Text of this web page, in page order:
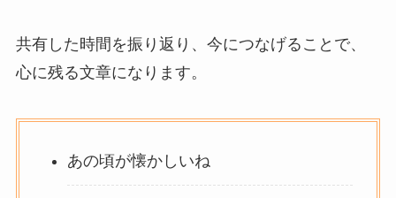
共有した時間を振り返り、今につなげることで、
心に残る文章になります。
あの頃が懐かしいね